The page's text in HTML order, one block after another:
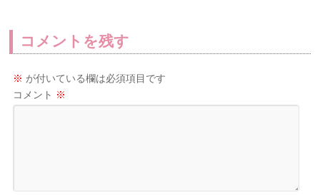
コメントを残す
※ が付いている欄は必須項目です
コメント ※